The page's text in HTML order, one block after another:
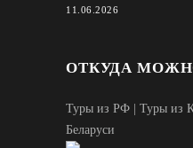
11.06.2026
ОТКУДА
Туры из РФ Туры из
Беларуси